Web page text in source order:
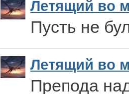
Летящий во
Пусть не
Летящий во
Препода